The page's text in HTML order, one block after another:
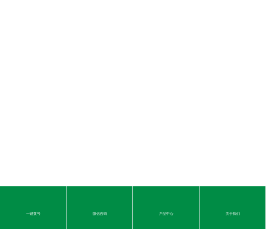
一键拨号 微信咨询 产品中心 关于我们